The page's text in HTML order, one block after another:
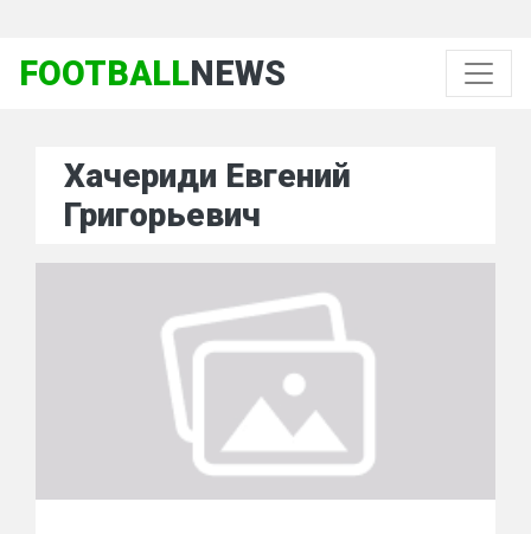
FOOTBALLNEWS
Хачериди Евгений
Григорьевич